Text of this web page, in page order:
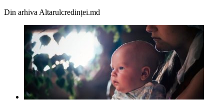
Din arhiva Altarulcredinței.md